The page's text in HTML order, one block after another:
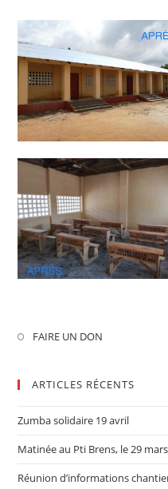
FAIRE UN DON
ARTICLES RÉCENTS
Zumba solidaire 19 avril
Matinée au Pti Brens, le 29 mars
Réunion d’informations